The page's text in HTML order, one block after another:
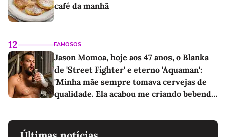
café da manhã
12 FAMOSOS
Jason Momoa, hoje aos 47 anos, o Blanka
de 'Street Fighter' e eterno 'Aquaman':
'Minha mãe sempre tomava cervejas de
qualidade. Ela acabou me criando bebendo